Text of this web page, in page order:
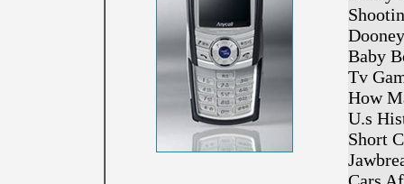
Baby
Tv
How
U.s
Short